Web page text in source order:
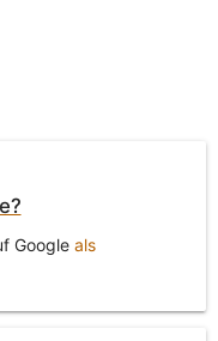
Google als